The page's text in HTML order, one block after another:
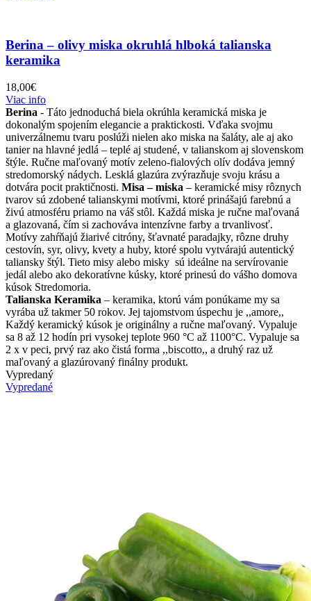
Berina – olivy miska okruhlá hlboká talianska
keramika
18,00€
Viac info
Berina - Táto jednoduchá biela okrúhla keramická miska je
dokonalým spojením elegancie a praktickosti. Vďaka svojmu
univerzálnemu tvaru poslúži nielen ako miska na šaláty, ale aj ako
tanier na hlavné jedlá – teplé aj studené, v talianskom aj slovenskom
štýle. Ručne maľovaný motív zeleno-fialových olív dodáva jemný
stredomorský nádych. Lesklá glazúra zvýrazňuje svoju krásu a
dotvára pocit praktičnosti. Misa – miska – keramické misy rôznych
tvarov sú zdobené talianskymi motívmi, ktoré prinášajú farebnú a
živú atmosféru priamo na váš stôl. Každá miska je ručne maľovaná
a glazovaná, čím si zachováva intenzívne farby a trvanlivosť.
Motívy zahŕňajú žiarivé citróny, šťavnaté paradajky, rôzne druhy
cestovín, syr, olivy, kvety a huby, ktoré spolu vytvárajú autentický
taliansky štýl. Tieto misy alebo misky sú ideálne na servírovanie
jedál alebo ako dekoratívne kúsky, ktoré prinesú do vášho domova
kúsok Stredomoria.
Talianska Keramika – keramika, ktorú vám ponúkame my sa
vyrába už takmer 50 rokov. Jej tajomstvom úspechu je ,,amore,,
Každý keramický kúsok je originálny a ručne maľovaný. Vypaluje
sa 8 až 12 hodín pri vysokej teplote 960 °C až 1100°C. Vypaluje sa
2 x v peci, prvý raz ako čistá forma ,,biscotto,, a druhý raz už
maľovaný a glazúrovaný finálny produkt.
Vypredaný
Vypredané